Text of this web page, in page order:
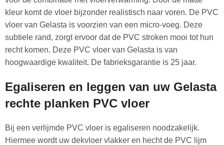
kleur komt de vloer bijzonder realistisch naar voren. De PVC
vloer van Gelasta is voorzien van een micro-voeg. Deze
subtiele rand, zorgt ervoor dat de PVC stroken mooi tot hun
recht komen. Deze PVC vloer van Gelasta is van
hoogwaardige kwaliteit. De fabrieksgarantie is 25 jaar.
Egaliseren en leggen van uw Gelasta
rechte planken PVC vloer
Bij een verlijmde PVC vloer is egaliseren noodzakelijk.
Hiermee wordt uw dekvloer vlakker en hecht de PVC lijm